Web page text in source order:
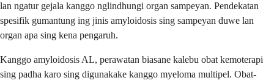
lan ngatur gejala kanggo nglindhungi organ sampeyan. Pendekatan
spesifik gumantung ing jinis amyloidosis sing sampeyan duwe lan
organ apa sing kena pengaruh.
Kanggo amyloidosis AL, perawatan biasane kalebu obat kemoterapi
sing padha karo sing digunakake kanggo myeloma multipel. Obat-